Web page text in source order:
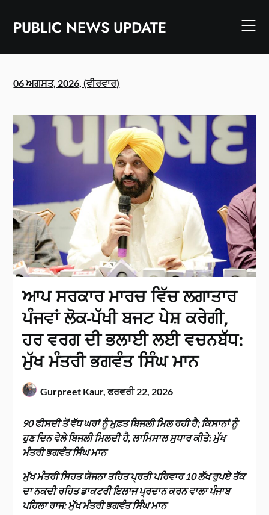
contentPUBLIC NEWS UPDATE
06 ਅਗਸਤ, 2026, (ਵੀਰਵਾਰ)
ਆਪ ਸਰਕਾਰ ਮਾਰਚ ਵਿੱਚ ਲਗਾਤਾਰ
ਪੰਜਵਾਂ ਲੋਕ-ਪੱਖੀ ਬਜਟ ਪੇਸ਼ ਕਰੇਗੀ,
ਹਰ ਵਰਗ ਦੀ ਭਲਾਈ ਲਈ ਵਚਨਬੱਧ:
ਮੁੱਖ ਮੰਤਰੀ ਭਗਵੰਤ ਸਿੰਘ ਮਾਨ
Gurpreet Kaur,ਫਰਵਰੀ 22, 2026
90 ਫੀਸਦੀ ਤੋਂ ਵੱਧ ਘਰਾਂ ਨੂੰ ਮੁਫ਼ਤ ਬਿਜਲੀ ਮਿਲ ਰਹੀ ਹੈ; ਕਿਸਾਨਾਂ ਨੂੰ
ਹੁਣ ਦਿਨ ਵੇਲੇ ਬਿਜਲੀ ਮਿਲਦੀ ਹੈ, ਲਾਮਿਸਾਲ ਸੁਧਾਰ ਕੀਤੇ: ਮੁੱਖ
ਮੰਤਰੀ ਭਗਵੰਤ ਸਿੰਘ ਮਾਨ
ਮੁੱਖ ਮੰਤਰੀ ਸਿਹਤ ਯੋਜਨਾ ਤਹਿਤ ਪ੍ਰਤੀ ਪਰਿਵਾਰ 10 ਲੱਖ ਰੁਪਏ ਤੱਕ
ਦਾ ਨਕਦੀ ਰਹਿਤ ਡਾਕਟਰੀ ਇਲਾਜ ਪ੍ਰਦਾਨ ਕਰਨ ਵਾਲਾ ਪੰਜਾਬ
ਪਹਿਲਾ ਰਾਜ: ਮੁੱਖ ਮੰਤਰੀ ਭਗਵੰਤ ਸਿੰਘ ਮਾਨ